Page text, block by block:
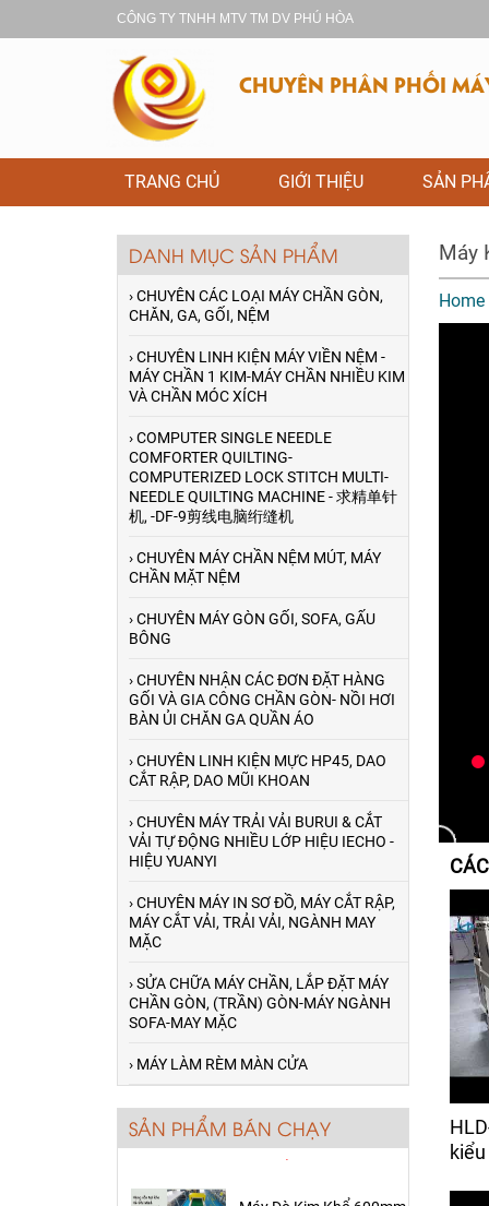
CÔNG TY TNHH MTV TM DV PHÚ HÒA
CHUYÊN PHÂN PHỐI
TRANG CHỦ GIỚI THIỆU SẢN
DANH MỤC SẢN PHẨM
› CHUYÊN CÁC LOẠI MÁY CHẦN GÒN,
CHĂN, GA, GỐI, NỆM
› CHUYÊN LINH KIỆN MÁY VIỀN NỆM -
MÁY CHẦN 1 KIM-MÁY CHẦN NHIỀU KIM
VÀ CHẦN MÓC XÍCH
› COMPUTER SINGLE NEEDLE
COMFORTER QUILTING-
COMPUTERIZED LOCK STITCH MULTI-
NEEDLE QUILTING MACHINE - 求精单针
机, -DF-9剪线电脑绗缝机
› CHUYÊN MÁY CHẦN NỆM MÚT, MÁY
CHẦN MẶT NỆM
› CHUYÊN MÁY GÒN GỐI, SOFA, GẤU
BÔNG
› CHUYÊN NHẬN CÁC ĐƠN ĐẶT HÀNG
GỐI VÀ GIA CÔNG CHẦN GÒN- NỒI HƠI
BÀN ỦI CHĂN GA QUẦN ÁO
› CHUYÊN LINH KIỆN MỰC HP45, DAO
CẮT RẬP, DAO MŨI KHOAN
› CHUYÊN MÁY TRẢI VẢI BURUI & CẮT
VẢI TỰ ĐỘNG NHIỀU LỚP HIỆU IECHO -
HIỆU YUANYI
› CHUYÊN MÁY IN SƠ ĐỒ, MÁY CẮT RẬP,
MÁY CẮT VẢI, TRẢI VẢI, NGÀNH MAY
MẶC
› SỬA CHỮA MÁY CHẦN, LẮP ĐẶT MÁY
CHẦN GÒN, (TRẦN) GÒN-MÁY NGÀNH
SOFA-MAY MẶC
› MÁY LÀM RÈM MÀN CỬA
SẢN PHẨM BÁN CHẠY
Máy máy cuộn vải tự
Giá:50,000 đ
Máy
Home